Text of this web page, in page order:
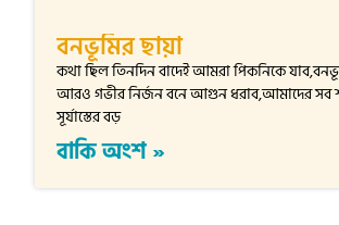
বনভূমির ছায়া
কথা ছিল তিনদিন বাদেই আমরা পিকনিকে
আরও গভীর নির্জন বনে আগুন ধরাব,আমাদের সব
সূর্যাস্তের বড়
বাকি অংশ »